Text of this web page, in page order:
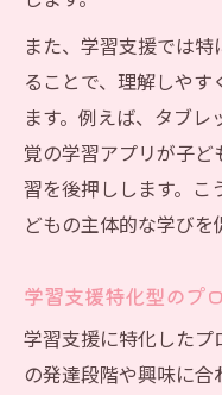
また、学習支援では
ることで、理解しや
ます。例えば、タブ
覚の学習アプリが子
習を後押しします。
どもの主体的な学びを
学習支援特化型のプ
学習支援に特化した
の発達段階や興味に合